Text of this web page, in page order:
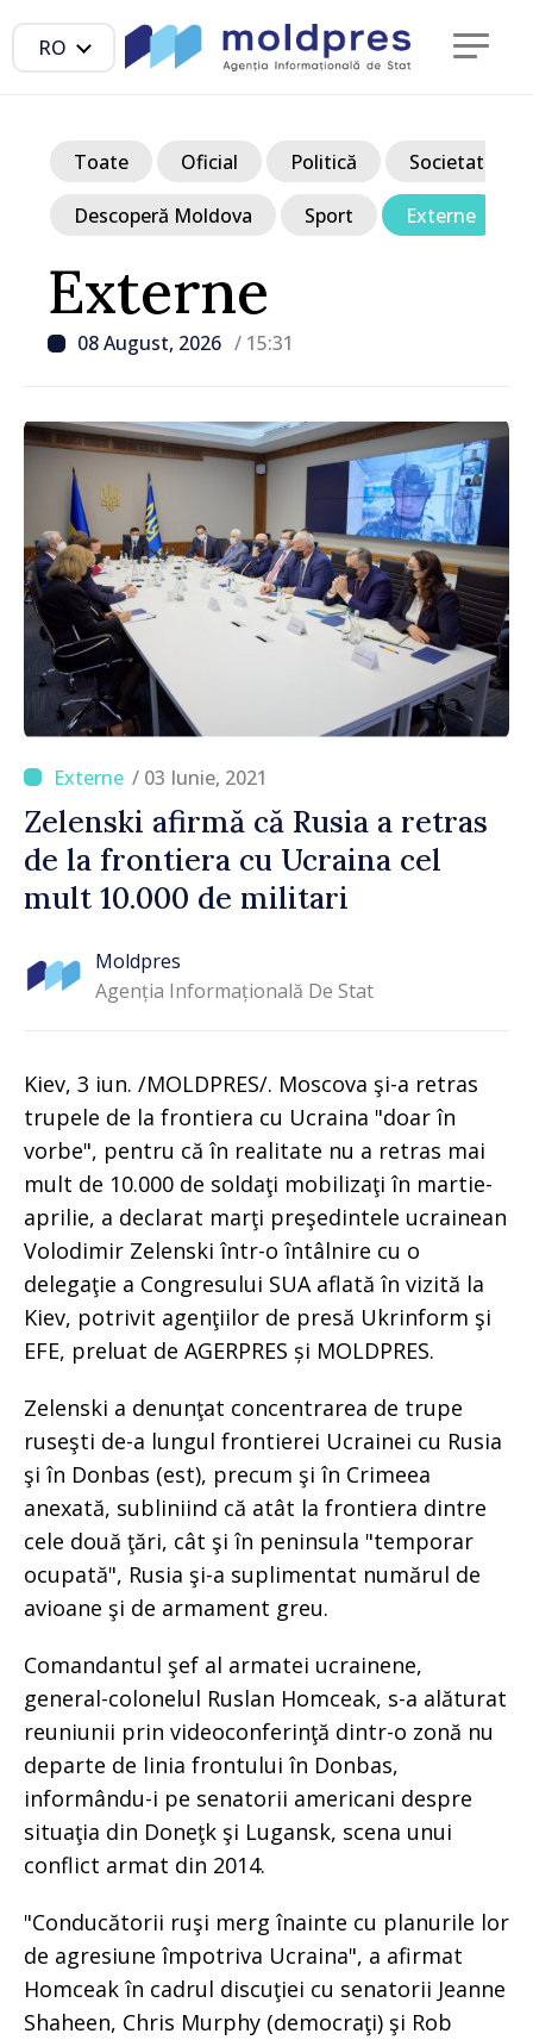
RO
Externe
08 August, 2026 / 15:31
Toate Oficial Politică Societate
Descoperă Moldova Sport Externe
/ 03 Iunie, 2021
Zelenski afirmă că Rusia a retras
de la frontiera cu Ucraina cel
mult 10.000 de militari
Moldpres
Agenția Informațională De Stat
Kiev, 3 iun. /MOLDPRES/. Moscova şi-a retras
trupele de la frontiera cu Ucraina "doar în
vorbe", pentru că în realitate nu a retras mai
mult de 10.000 de soldaţi mobilizaţi în martie-
aprilie, a declarat marţi preşedintele ucrainean
Volodimir Zelenski într-o întâlnire cu o
delegaţie a Congresului SUA aflată în vizită la
Kiev, potrivit agenţiilor de presă Ukrinform şi
EFE, preluat de AGERPRES și MOLDPRES.
Zelenski a denunţat concentrarea de trupe
ruseşti de-a lungul frontierei Ucrainei cu Rusia
şi în Donbas (est), precum şi în Crimeea
anexată, subliniind că atât la frontiera dintre
cele două ţări, cât şi în peninsula "temporar
ocupată", Rusia şi-a suplimentat numărul de
avioane şi de armament greu.
Comandantul şef al armatei ucrainene,
general-colonelul Ruslan Homceak, s-a alăturat
reuniunii prin videoconferinţă dintr-o zonă nu
departe de linia frontului în Donbas,
informându-i pe senatorii americani despre
situaţia din Doneţk şi Lugansk, scena unui
conflict armat din 2014.
"Conducătorii ruşi merg înainte cu planurile lor
de agresiune împotriva Ucraina", a afirmat
Homceak în cadrul discuţiei cu senatorii Jeanne
Shaheen, Chris Murphy (democraţi) şi Rob